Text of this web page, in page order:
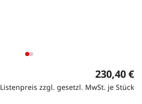
230,40 €
Listenpreis zzgl. gesetzl. MwSt. je Stück